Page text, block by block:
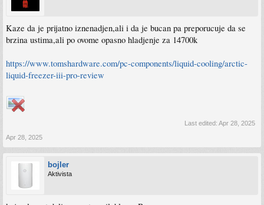
Kaze da je prijatno iznenadjen,ali i da je bucan pa preporucuje da se
brzina ustima,ali po ovome opasno hladjenje za 14700k
https://www.tomshardware.com/pc-components/liquid-cooling/arctic-
liquid-freezer-iii-pro-review
Last edited: Apr 28, 2025
Apr 28, 2025
bojler
Aktivista